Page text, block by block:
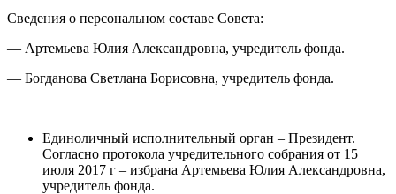
Сведения о персональном составе Совета:
— Артемьева Юлия Александровна, учредитель фонда.
— Богданова Светлана Борисовна, учредитель фонда.
Единоличный исполнительный орган – Президент.
Согласно протокола учредительного собрания от 15
июля 2017 г – избрана Артемьева Юлия Александровна,
учредитель фонда.